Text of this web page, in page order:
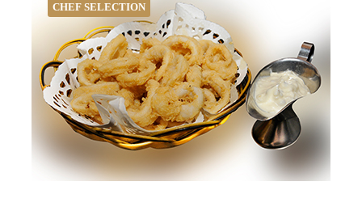
CHEF SELECTION